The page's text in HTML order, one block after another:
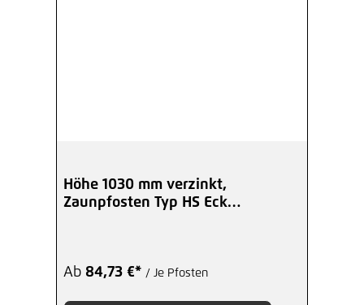
Höhe 1030 mm verzinkt,
Zaunpfosten Typ HS Eck
Ab 84,73 €* / Je Pfosten